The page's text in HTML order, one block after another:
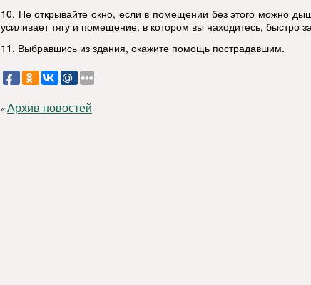
10. Не открывайте окно, если в помещении без этого можно
усиливает тягу и помещение, в котором вы находитесь, быстро
11. Выбравшись из здания, окажите помощь пострадавшим.
«Архив новостей